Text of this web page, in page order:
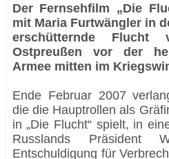
Der Fernsehfilm „Die
mit Maria Furtwängler in
erschütternde
Ostpreußen vor der
Armee mitten im
Ende Februar 2007
die die Hauptrollen als
in „Die Flucht“ spielt, in
Russlands Präsident
Entschuldigung für